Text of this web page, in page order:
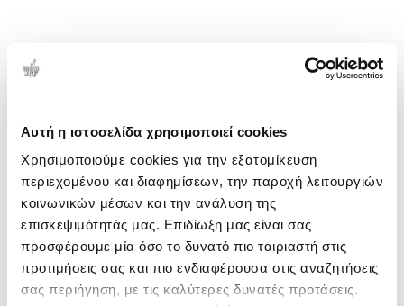
Αυτή η ιστοσελίδα χρησιμοποιεί cookies
Χρησιμοποιούμε cookies για την εξατομίκευση
περιεχομένου και διαφημίσεων, την παροχή λειτουργιών
κοινωνικών μέσων και την ανάλυση της
επισκεψιμότητάς μας. Επιδίωξη μας είναι σας
προσφέρουμε μία όσο το δυνατό πιο ταιριαστή στις
προτιμήσεις σας και πιο ενδιαφέρουσα στις αναζητήσεις
σας περιήγηση, με τις καλύτερες δυνατές προτάσεις.